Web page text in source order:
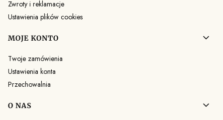
Zwroty i reklamacje
Ustawienia plików cookies
MOJE KONTO
Twoje zamówienia
Ustawienia konta
Przechowalnia
O NAS